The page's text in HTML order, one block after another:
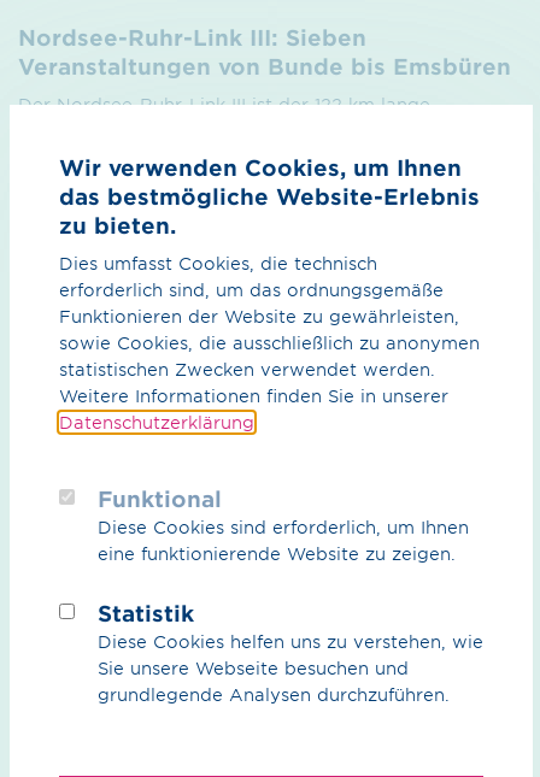
Nordsee-Ruhr-Link III: Sieben
Veranstaltungen von Bunde bis Emsbüren
Der Nordsee-Ruhr-Link III ist der 122 km lange
Wettringen des Nordsee-Ruhr-Links. Er durchläuft die
Gebiete Bunde, Emsland und Grafschaft Bentheim.
Aufgrund der Länge dieses Leitungsabschnitts führte
das Projektteam sieben Veranstaltungen durch. Jeweils
eine in Geeste, Wietmarschen, Emsbüren, Rhede,
Dörpen/Heede, Haren und Bunde. Insgesamt konnten
sich 650 Menschen durch die Veranstaltungen über das
Leitungsbau­projekt informieren. „Wir möchten die
Menschen so früh wie möglich über unser Projekt
informieren und sie dort abholen, wo sie gerade stehen.
Deswegen haben diese Veranstaltungen auch eine hohe
recht und Rechtserwerb. NRL III-Projektleiter Michael
Stroetmann zieht ein positives Fazit im Anschluss der
sieben Veranstaltungen:
„Wir freuen uns, dass die
Menschen aus der Region
unsere Veran­staltun­gen so gut
Wir verwenden Cookies, um Ihnen
das bestmögliche Website-Erlebnis
zu bieten.
Dies umfasst Cookies, die technisch
erforderlich sind, um das ordnungsgemäße
Funktionieren der Website zu gewährleisten,
sowie Cookies, die ausschließlich zu anonymen
statistischen Zwecken verwendet werden.
Weitere Informationen finden Sie in unserer
Datenschutzerklärung
Funktional
Diese Cookies sind erforderlich, um Ihnen
eine funktionierende Website zu zeigen.
Statistik
Diese Cookies helfen uns zu verstehen, wie
Sie unsere Webseite besuchen und
grundlegende Analysen durchzuführen.